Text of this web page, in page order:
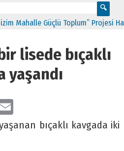
Mahalle Güçlü Toplum” Projesi
lisede bıçaklı
yaşandı
Email
bıçaklı kavgada iki